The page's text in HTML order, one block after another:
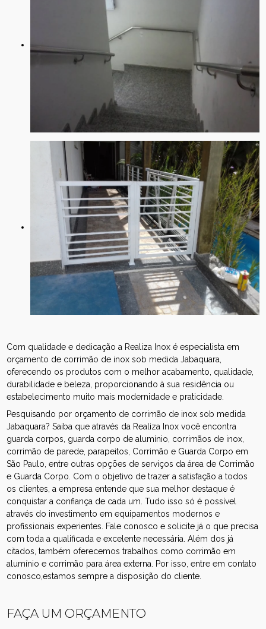
Com qualidade e dedicação a Realiza Inox é especialista em
orçamento de corrimão de inox sob medida Jabaquara,
oferecendo os produtos com o melhor acabamento, qualidade,
durabilidade e beleza, proporcionando à sua residência ou
estabelecimento muito mais modernidade e praticidade.
Pesquisando por orçamento de corrimão de inox sob medida
Jabaquara? Saiba que através da Realiza Inox você encontra
guarda corpos, guarda corpo de alumínio, corrimãos de inox,
corrimão de parede, parapeitos, Corrimão e Guarda Corpo em
São Paulo, entre outras opções de serviços da área de Corrimão
e Guarda Corpo. Com o objetivo de trazer a satisfação a todos
os clientes, a empresa entende que sua melhor destaque é
conquistar a confiança de cada um. Tudo isso só é possível
através do investimento em equipamentos modernos e
profissionais experientes. Fale conosco e solicite já o que precisa
com toda a qualificada e excelente necessária. Além dos já
citados, também oferecemos trabalhos como corrimão em
alumínio e corrimão para área externa. Por isso, entre em contato
conosco,estamos sempre a disposição do cliente.
FAÇA UM ORÇAMENTO